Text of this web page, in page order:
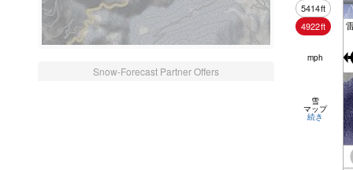
Snow-Forecast Partner Offers
5414ft
4922ft
mph
雪
マップ
続き